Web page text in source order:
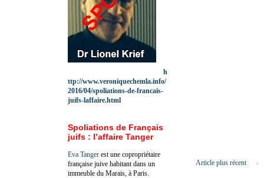
Article plus récent
h
ttp://www.veroniquechemla.info/
2016/04/spoliations-de-francais-
juifs-laffaire.html
Spoliations de Français
juifs : l’affaire Tanger
Eva Tanger est une copropriétaire
française juive habitant dans un
immeuble du Marais, à Paris.